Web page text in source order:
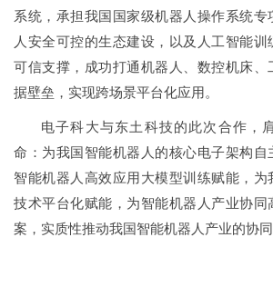
系统，承担我国国家级机器人操作系统专
人安全可控的生态建设，以及人工智能训
可信支撑，成功打通机器人、数控机床、
据壁垒，实现跨场景平台化应用。
电子科大与东土科技的此次合作，
命：为我国智能机器人的核心电子架构自
智能机器人高效应用大模型训练赋能，为
技术平台化赋能，为智能机器人产业协同
案，实质性推动我国智能机器人产业的协同